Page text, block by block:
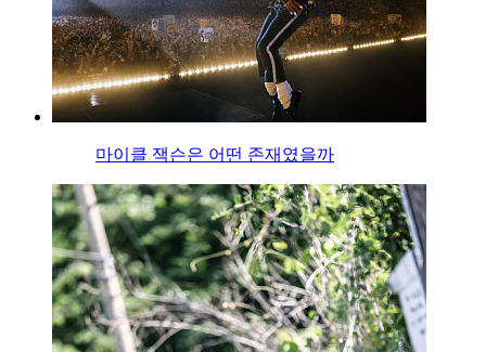
마이클 잭슨은 어떤 존재였을까